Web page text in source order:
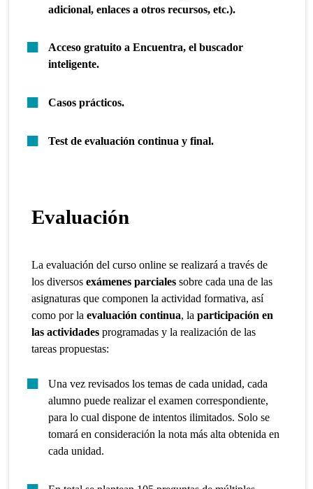
adicional, enlaces a otros recursos, etc.).
Acceso gratuito a Encuentra, el buscador
inteligente.
Casos prácticos.
Test de evaluación continua y final.
Evaluación
La evaluación del curso online se realizará a través de
los diversosexámenes parciales sobre cada una de las
asignaturas que componen la actividad formativa, así
como por laevaluación continua, laparticipación en
las actividades programadas y la realización de las
tareas propuestas:
Una vez revisados los temas de cada unidad, cada
alumno puede realizar el examen correspondiente,
para lo cual dispone de intentos ilimitados. Solo se
tomará en consideración la nota más alta obtenida en
cada unidad.